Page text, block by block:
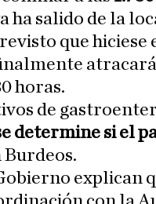
ha salido de la
que hiciese
horas.
de
determine si el
Burdeos.
explican